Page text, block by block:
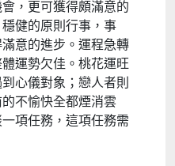
，更可獲得頗滿意的
健的原則行事，事
意的進步。運程急轉
運勢欠佳。桃花運旺
心儀對象；戀人者則
不愉快全都煙消雲
項任務，這項任務需